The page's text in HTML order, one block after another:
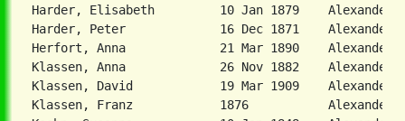
Harder, Elisabeth         10 Jan 1879
Harder, Peter             16 Dec 1871
Herfort, Anna             21 Mar 1890
Klassen, Anna             26 Nov 1882
Klassen, David            19 Mar 1909
Klassen, Franz            1876